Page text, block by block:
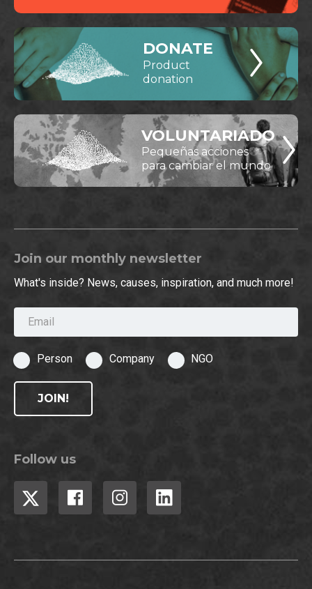
DONATE
Product
donation
VOLUNTARIADO
Pequeñas acciones
para cambiar el mundo
Join our monthly newsletter
What's inside? News, causes, inspiration, and much more!
Email
Person Company NGO
JOIN!
Follow us